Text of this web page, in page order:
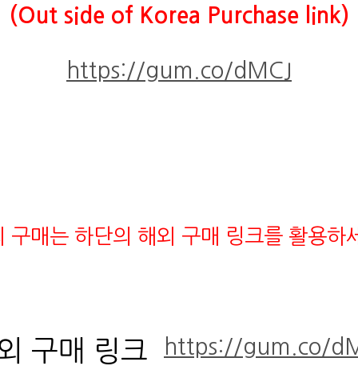
(Out side of Korea Purchase link)
https://gum.co/dMCJ
구매는 하단의 해외 구매 링크를 활용하
구매 링크 https://gum.co/